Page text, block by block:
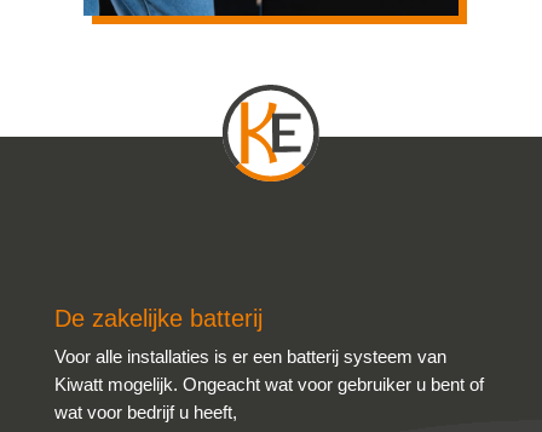
De zakelijke batterij
Voor alle installaties is er een batterij systeem van
Kiwatt mogelijk. Ongeacht wat voor gebruiker u bent of
wat voor bedrijf u heeft,